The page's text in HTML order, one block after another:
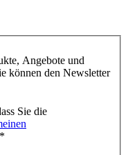
Angebote und
können den Newsletter
Sie die
*